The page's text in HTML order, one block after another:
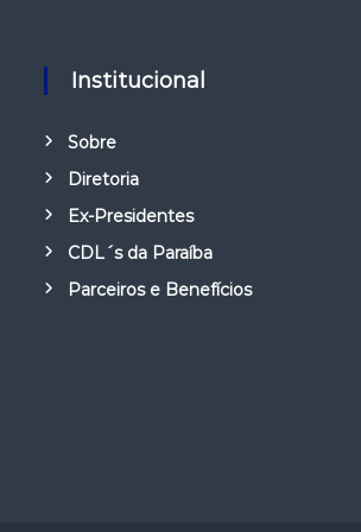
Institucional
Sobre
Diretoria
Ex-Presidentes
CDL´s da Paraíba
Parceiros e Benefícios